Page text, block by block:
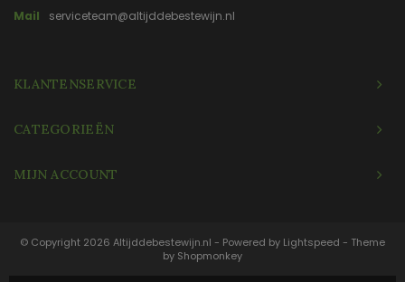
Mail
serviceteam@altijddebestewijn.nl
KLANTENSERVICE
CATEGORIEËN
MIJN ACCOUNT
© Copyright 2026 Altijddebestewijn.nl - Powered by Lightspeed - Theme
by Shopmonkey